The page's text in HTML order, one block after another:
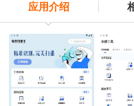
应用介绍